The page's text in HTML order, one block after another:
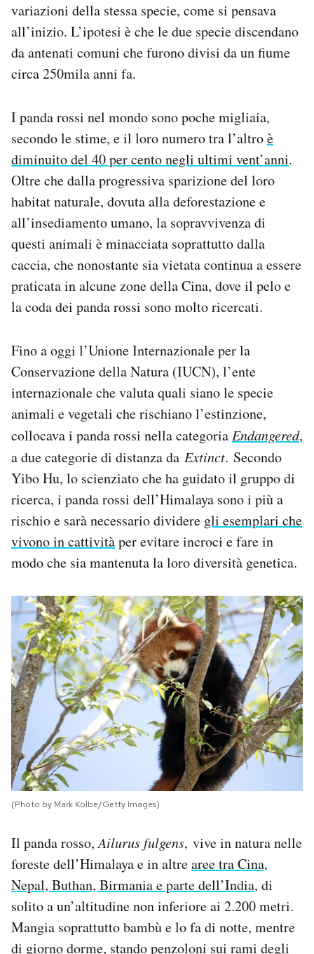
variazioni della stessa specie, come si pensava
all’inizio. L’ipotesi è che le due specie discendano
da antenati comuni che furono divisi da un fiume
circa 250mila anni fa.
I panda rossi nel mondo sono poche migliaia,
secondo le stime, e il loro numero tra l’altroè
diminuito del 40 per cento negli ultimi vent’anni.
Oltre che dalla progressiva sparizione del loro
habitat naturale, dovuta alla deforestazione e
all’insediamento umano, la sopravvivenza di
questi animali è minacciata soprattutto dalla
caccia, che nonostante sia vietata continua a essere
praticata in alcune zone della Cina, dove il pelo e
la coda dei panda rossi sono molto ricercati.
Fino a oggi l’Unione Internazionale per la
Conservazione della Natura (IUCN), l’ente
internazionale che valuta quali siano le specie
animali e vegetali che rischiano l’estinzione,
collocava i panda rossi nella categoriaEndangered,
a due categorie di distanza da Extinct. Secondo
Yibo Hu, lo scienziato che ha guidato il gruppo di
ricerca, i panda rossi dell’Himalaya sono i più a
rischio e sarà necessario dividere gli esemplari che
vivono in cattivitàper evitare incroci e fare in
modo che sia mantenuta la loro diversità genetica.
(Photo by Mark Kolbe/Getty Images)
Il panda rosso,Ailurus fulgens, vive in natura nelle
foreste dell’Himalaya e in altrearee tra Cina,
Nepal, Buthan, Birmania e parte dell’India, di
solito a un’altitudine non inferiore ai 2.200 metri.
Mangia soprattutto bambù e lo fa di notte, mentre
di giorno dorme, stando penzoloni sui rami degli